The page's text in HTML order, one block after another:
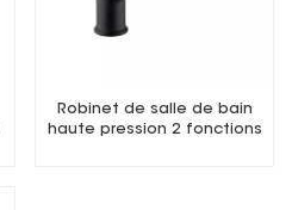
Robinet de salle de bain
haute pression 2 fonctions